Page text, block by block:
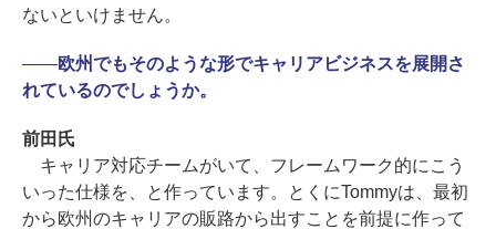
ないといけません。
――欧州でもそのような形でキャリアビジネスを展開さ
れているのでしょうか。
前田氏
キャリア対応チームがいて、フレームワーク的にこう
いった仕様を、と作っています。とくにTommyは、最初
から欧州のキャリアの販路から出すことを前提に作って